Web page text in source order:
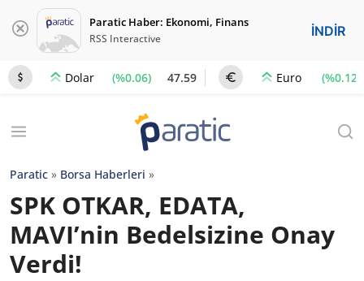
Paratic Haber: Ekonomi, Finans
RSS Interactive İNDİR
Dolar (%0.06) 47.59 Euro (%0.12)
Paratic » Borsa Haberleri »
SPK OTKAR, EDATA,
MAVI’nin Bedelsizine Onay
Verdi!